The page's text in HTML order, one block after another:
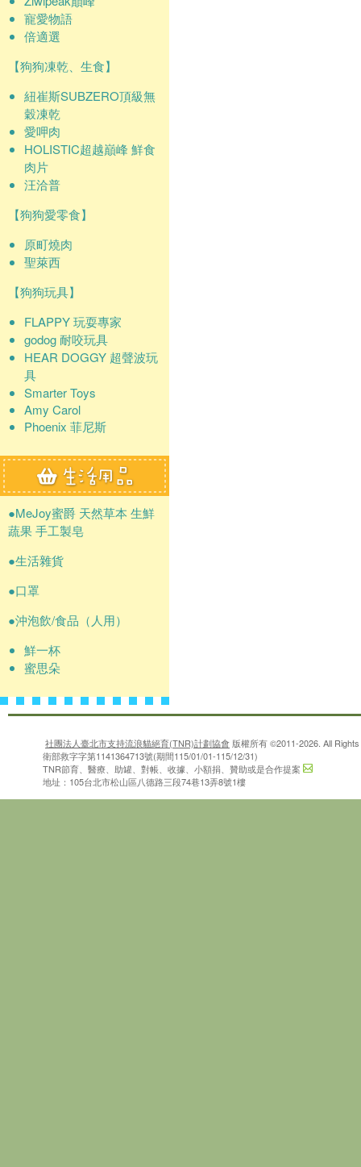
寵愛物語
倍適選
【狗狗凍乾、生食】
紐崔斯SUBZERO頂級無
穀凍乾
愛呷肉
HOLISTIC超越巔峰 鮮食
肉片
汪洽普
【狗狗愛零食】
原町燒肉
聖萊西
【狗狗玩具】
FLAPPY 玩耍專家
godog 耐咬玩具
HEAR DOGGY 超聲波玩
具
Smarter Toys
Amy Carol
Phoenix 菲尼斯
●MeJoy蜜爵 天然草本 生鮮
蔬果 手工製皂
●生活雜貨
●口罩
●沖泡飲/食品（人用）
鮮一杯
蜜思朵
社團法人臺北市支持流浪貓絕育(TNR)計劃協會 版權所有 ©2011-2026. All
衛部救字字第1141364713號(期間115/01/01-115/12/31)
TNR節育、醫療、助罐、對帳、收據、小額捐、贊助或是合作提案
地址：105台北市松山區八德路三段74巷13弄8號1樓